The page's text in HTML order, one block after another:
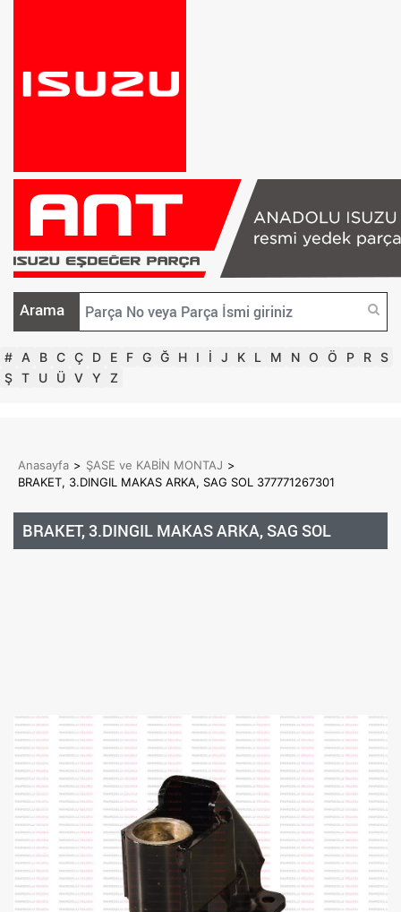
Arama
# A B C Ç D E F G Ğ H I İ J K L M N O Ö P R S
Ş T U Ü V Y Z
Anasayfa > ŞASE ve KABİN MONTAJ >
BRAKET, 3.DINGIL MAKAS ARKA, SAG SOL 377771267301
BRAKET, 3.DINGIL MAKAS ARKA, SAG SOL